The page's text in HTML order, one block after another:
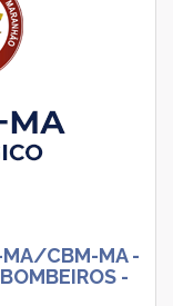
MA/CBM-MA -
-